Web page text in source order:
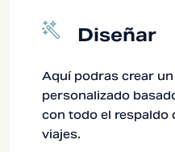
Diseñar
Aquí podras crear
personalizado
con todo el respaldo
viajes.